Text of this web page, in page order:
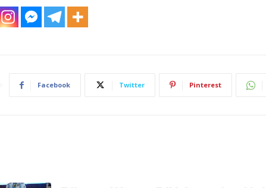
SUBSCRIBE NOW
Esra Barus resmi Dilantik sebagai Ketua
Facebook Twitter Pinterest